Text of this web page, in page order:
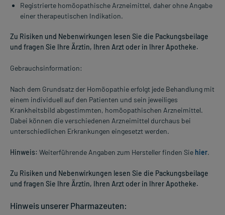
Registrierte homöopathische Arzneimittel, daher ohne Angabe
einer therapeutischen Indikation.
Zu Risiken und Nebenwirkungen lesen Sie die Packungsbeilage
und fragen Sie Ihre Ärztin, Ihren Arzt oder in Ihrer Apotheke.
Gebrauchsinformation:
Nach dem Grundsatz der Homöopathie erfolgt jede Behandlung mit
einem individuell auf den Patienten und sein jeweiliges
Krankheitsbild abgestimmten, homöopathischen Arzneimittel.
Dabei können die verschiedenen Arzneimittel durchaus bei
unterschiedlichen Erkrankungen eingesetzt werden.
Hinweis: Weiterführende Angaben zum Hersteller finden Sie hier.
Zu Risiken und Nebenwirkungen lesen Sie die Packungsbeilage
und fragen Sie Ihre Ärztin, Ihren Arzt oder in Ihrer Apotheke.
Hinweis unserer Pharmazeuten: